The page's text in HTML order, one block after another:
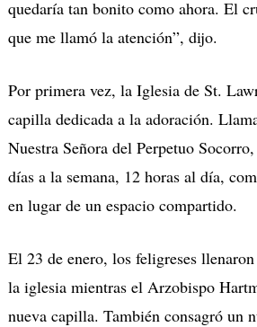
quedaría tan bonito como ahora. El
que me llamó la atención”, dijo.
Por primera vez, la Iglesia de St.
capilla dedicada a la adoración.
Nuestra Señora del Perpetuo
días a la semana, 12 horas al día,
en lugar de un espacio compartido.
El 23 de enero, los feligreses
la iglesia mientras el Arzobispo
nueva capilla. También consagró un